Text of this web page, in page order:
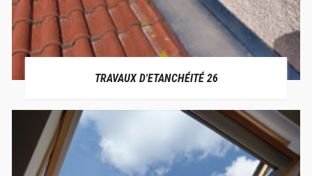
TRAVAUX D'ETANCHÉITÉ 26